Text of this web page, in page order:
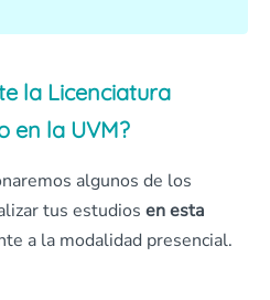
la Licenciatura
en la UVM?
algunos de los
tus estudios en esta
a la modalidad presencial.